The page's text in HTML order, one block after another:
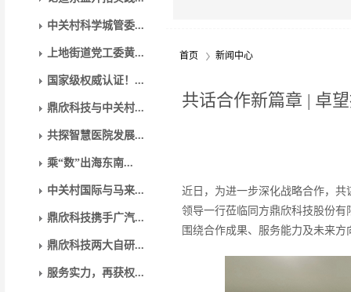
中关村科学城管委...
上地街道党工委黄...
国家级权威认证！...
鼎欣科技与中关村...
共探智慧医院发展...
乘“数”出海东南...
中关村国际与马来...
鼎欣科技携手广汽...
鼎欣科技两大自研...
服务实力，再获权...
首页 新闻中心
共话合作新篇章 | 卓
近日，为进一步深化战略合作，
领导一行莅临同方鼎欣科技股份
围绕合作成果、服务能力及未来